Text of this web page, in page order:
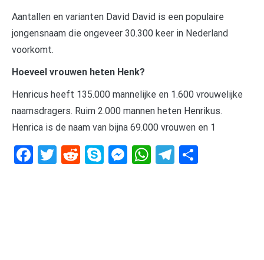
Aantallen en varianten David David is een populaire
jongensnaam die ongeveer 30.300 keer in Nederland
voorkomt.
Hoeveel vrouwen heten Henk?
Henricus heeft 135.000 mannelijke en 1.600 vrouwelijke
naamsdragers. Ruim 2.000 mannen heten Henrikus.
Henrica is de naam van bijna 69.000 vrouwen en 1
Facebook
Twitter
RedditSkypeMessenger
WhatsApp
Telegram